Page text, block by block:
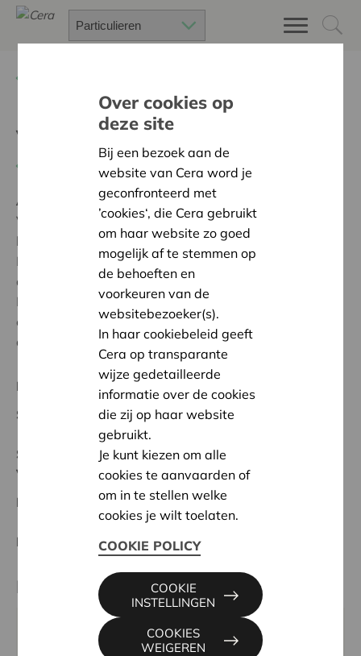
Veerkrachtig Broechem
Terug naar overzicht
Ambitie:
Warme en zorgzame buurten voor iedereen
Veerkrachtig Dorp Broechem kreeg steun om de
burgers van Broechem te verbinden met elkaar.
Daarnaast is er ook verbinding tussen de
deelorganisaties van Veerkrachtige dorpen Groot
Ranst door middel van het uitlenen van materiaal of
elkaar helpen met het materiaal dat nodig is om
activiteiten voor de burgers te voorzien.
Regionaal Project
Startdatum:
04/11/2025
Status:
Volledig
Voorkempen
Datum:
04/11/2025
Beslissing: Goedgekeurd
Partner
Veerkrachtig Broechem, Gustaaf Peetersstraat 7, 2520
Over cookies op
deze site
Bij een bezoek aan de
website van Cera word je
geconfronteerd met
’cookies‘, die Cera gebruikt
om haar website zo goed
mogelijk af te stemmen op
de behoeften en
voorkeuren van de
websitebezoeker(s).
In haar cookiebeleid geeft
Cera op transparante
wijze gedetailleerde
informatie over de cookies
die zij op haar website
gebruikt.
Je kunt kiezen om alle
cookies te aanvaarden of
om in te stellen welke
cookies je wilt toelaten.
COOKIE POLICY
COOKIES
WEIGEREN
COOKIE
INSTELLINGEN